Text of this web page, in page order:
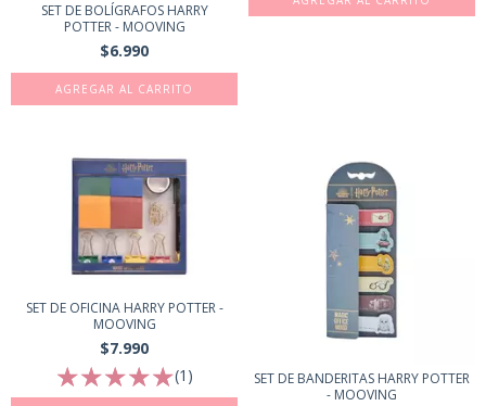
SET DE BOLÍGRAFOS HARRY
POTTER - MOOVING
$6.990
SET DE OFICINA HARRY POTTER -
MOOVING
$7.990
(1)
SET DE BANDERITAS HARRY POTTER
- MOOVING